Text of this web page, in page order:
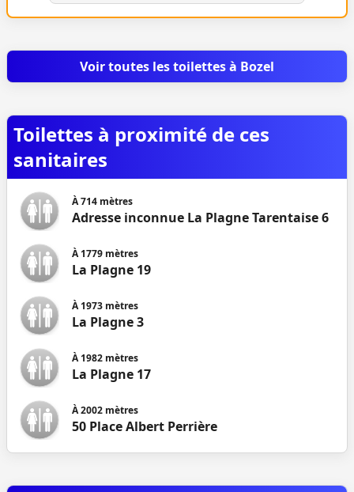
Voir toutes les toilettes à Bozel
Toilettes à proximité de ces
sanitaires
À714 mètres
Adresse inconnue La Plagne Tarentaise 6
À1779 mètres
La Plagne 19
À1973 mètres
La Plagne 3
À1982 mètres
La Plagne 17
À2002 mètres
50 Place Albert Perrière